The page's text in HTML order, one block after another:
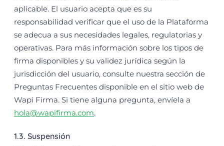
aplicable. El usuario acepta que es su
responsabilidad verificar que el uso de la Plataforma
se adecua a sus necesidades legales, regulatorias y
operativas. Para más información sobre los tipos de
firma disponibles y su validez jurídica según la
jurisdicción del usuario, consulte nuestra sección de
Preguntas Frecuentes disponible en el sitio web de
Wapi Firma. Si tiene alguna pregunta, envíela a
hola@wapifirma.com.
1.3. Suspensión